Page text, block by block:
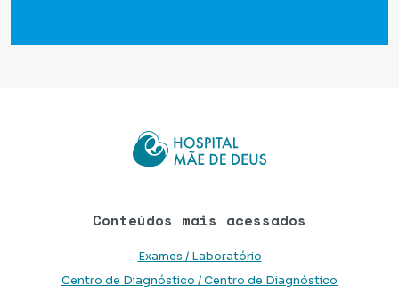
Conteúdos mais acessados
Exames / Laboratório
Centro de Diagnóstico / Centro de Diagnóstico